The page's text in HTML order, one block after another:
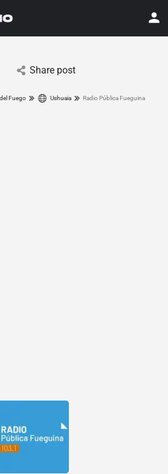
Share post
Fuego Ushuaia Radio Pública Fueguina